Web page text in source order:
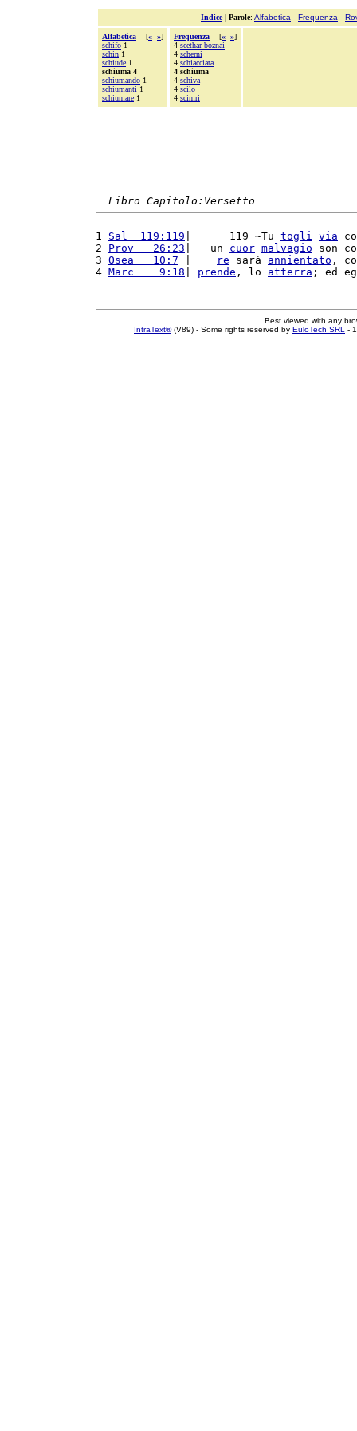
Indice| Parole: Alfabetica - Frequenza -
Alfabetica [« »]
schifo 1
schin 1
schiude 1
schiuma 4
schiumando 1
schiumanti 1
schiumare 1
Frequenza [« »]
4 scethar-boznai
4 scherni
4 schiacciata
4 schiuma
4 schiva
4 scilo
4 scimri
Libro Capitolo:Versetto
1 Sal  119:119 |      119 ~Tu togli via
2 Prov   26:23 |   un cuor malvagio son
3 Osea   10:7 re sarà annientato ,
4 Marc    9:18 prende , lo atterra ; ed
Best viewed with any
IntraText®(V89) - Some rights reserved by EuloTech SRL -